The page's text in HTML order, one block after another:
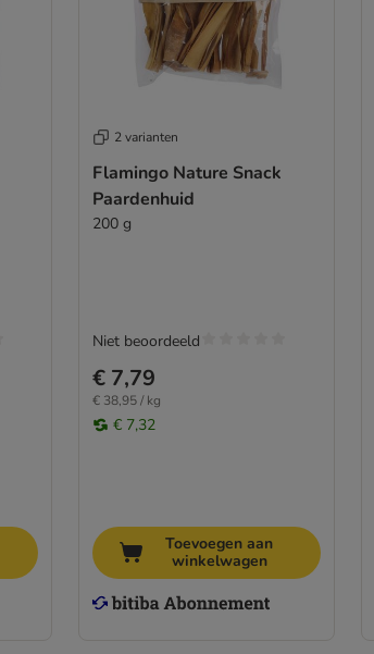
2 varianten
Flamingo Nature Snack
Paardenhuid
200 g
€ 7,79
€ 38,95 / kg
€ 7,32
Niet beoordeeld
Toevoegen aan
winkelwagen